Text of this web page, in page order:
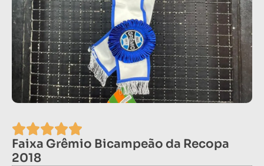
Faixa Grêmio Bicampeão da Recopa
2018